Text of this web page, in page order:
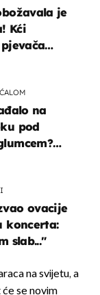
je
Kći
na
pod
ovacije
koncerta:
slab..."
na svijetu, a
se novim